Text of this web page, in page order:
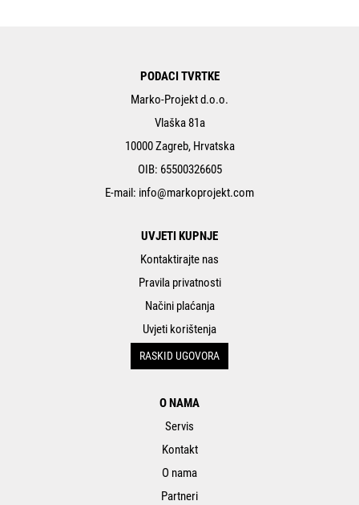
PODACI TVRTKE
Marko-Projekt d.o.o.
Vlaška 81a
10000 Zagreb, Hrvatska
OIB: 65500326605
E-mail: info@markoprojekt.com
UVJETI KUPNJE
Kontaktirajte nas
Pravila privatnosti
Načini plaćanja
Uvjeti korištenja
RASKID UGOVORA
O NAMA
Servis
Kontakt
O nama
Partneri